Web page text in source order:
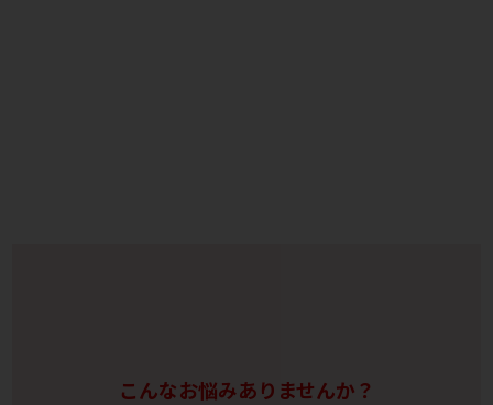
こんなお悩みありませんか？